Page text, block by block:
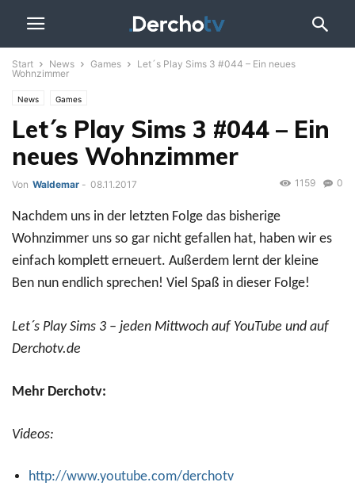
Start News Games
Let´s Play Sims 3 #044 – Ein neues
Wohnzimmer
News Games
Let´s Play Sims 3 #044 – Ein
neues Wohnzimmer
Von Waldemar - 08.11.2017 0
1159
Nachdem uns in der letzten Folge das bisherige
Wohnzimmer uns so gar nicht gefallen hat, haben wir es
einfach komplett erneuert. Außerdem lernt der kleine
Ben nun endlich sprechen! Viel Spaß in dieser Folge!
Let´s Play Sims 3 – jeden Mittwoch auf YouTube und auf
Derchotv.de
Mehr Derchotv:
Videos:
http://www.youtube.com/derchotv